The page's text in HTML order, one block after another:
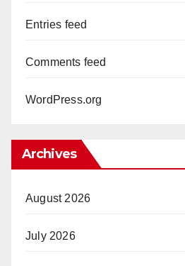
Entries feed
Comments feed
WordPress.org
Archives
August 2026
July 2026